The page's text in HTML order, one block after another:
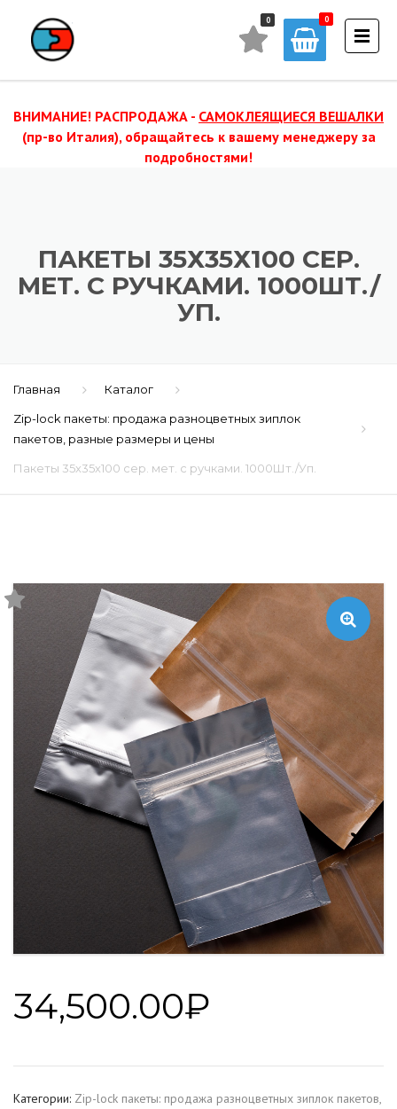
0
0
ВНИМАНИЕ! РАСПРОДАЖА - САМОКЛЕЯЩИЕСЯ ВЕШАЛКИ
(пр-во Италия), обращайтесь к вашему менеджеру за
подробностями!
ПАКЕТЫ 35Х35Х100 СЕР.
МЕТ. С РУЧКАМИ. 1000ШТ./
УП.
Главная Каталог
Zip-lock пакеты: продажа разноцветных зиплок
пакетов, разные размеры и цены
Пакеты 35х35х100 сер. мет. с ручками. 1000Шт./Уп.
🔍
34,500.00₽
Категории: Zip-lock пакеты: продажа разноцветных зиплок пакетов,